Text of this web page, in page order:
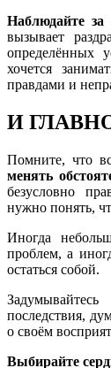
Наблюдайте за
вызывает
определённых
хочется
правдами и
И
Помните, что
менять
безусловно
нужно понять,
Иногда
проблем, а
остаться собой.
последствия,
о своём
Выбирайте